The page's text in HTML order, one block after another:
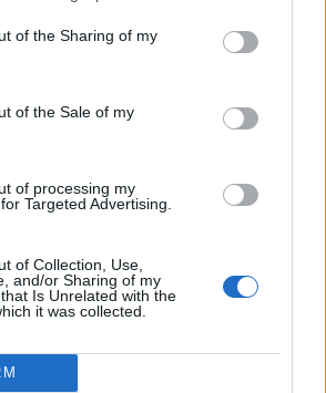
of the Sharing of my
of the Sale of my
of processing my
Targeted Advertising.
of Collection, Use,
and/or Sharing of my
Is Unrelated with the
it was collected.
προς τα μέσα.
βοηθά να τονιστεί
κίνηση, ώστε το κάτω
να έρθει σε επαφή με
συνέχεια η λεκάνη γέρνει
και η κίνηση
μπρος και πίσω
φορές.